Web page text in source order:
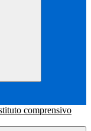
comprensivo